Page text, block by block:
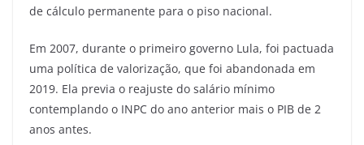
de cálculo permanente para o piso nacional.
Em 2007, durante o primeiro governo Lula, foi pactuada
uma política de valorização, que foi abandonada em
2019. Ela previa o reajuste do salário mínimo
contemplando o INPC do ano anterior mais o PIB de 2
anos antes.